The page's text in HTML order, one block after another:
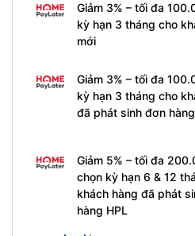
Giảm 3% – tối đa
kỳ hạn 3 tháng cho
mới
Giảm 3% – tối đa
kỳ hạn 3 tháng cho
đã phát sinh đơn
Giảm 5% – tối đa
chọn kỳ hạn 6 & 12
khách hàng đã phát
hàng HPL